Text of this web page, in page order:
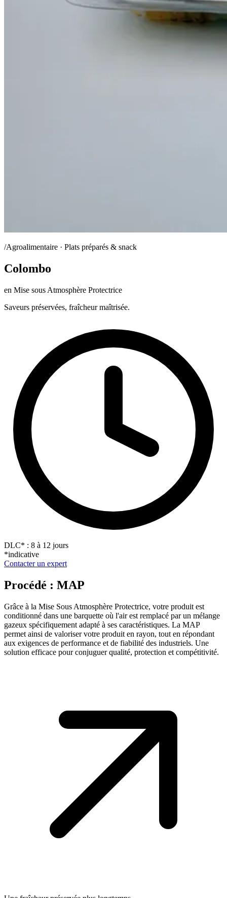
/Agroalimentaire · Plats préparés & snack
Colombo
en Mise sous Atmosphère Protectrice
Saveurs préservées, fraîcheur maîtrisée.
DLC* : 8 à 12 jours
*indicative
Contacter un expert
Procédé : MAP
Grâce à la Mise Sous Atmosphère Protectrice, votre produit est
conditionné dans une barquette où l'air est remplacé par un mélange
gazeux spécifiquement adapté à ses caractéristiques. La MAP
permet ainsi de valoriser votre produit en rayon, tout en répondant
aux exigences de performance et de fiabilité des industriels. Une
solution efficace pour conjuguer qualité, protection et compétitivité.